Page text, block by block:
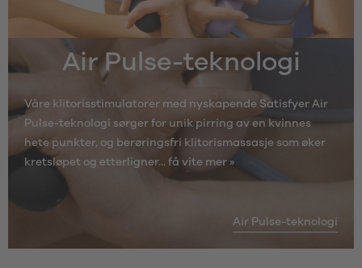
Air Pulse-teknologi
Våre klitorisstimulatorer med nyskapende Satisfyer Air
Pulse-teknologi sørger for unik pirring av en kvinnes
hete punkter, og berøringsfri klitorismassasje som øker
kretsløpet og etterligner... få vite mer »
Air Pulse-teknologi